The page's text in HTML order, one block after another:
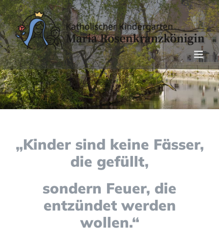
Zum
Inhalt
springen
„Kinder sind keine Fässer,
die gefüllt,
sondern Feuer, die
entzündet werden
wollen.“